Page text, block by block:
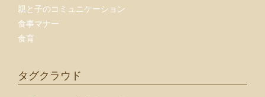
親と子のコミュニケーション
食事マナー
食育
タグクラウド